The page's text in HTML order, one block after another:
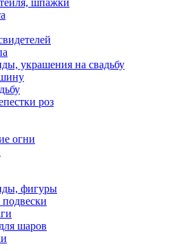
украшения на свадьбу
роз
огни
фигуры
шаров